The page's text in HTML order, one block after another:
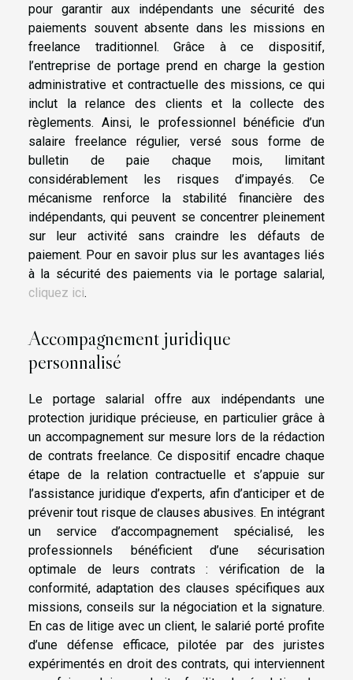
pour garantir aux indépendants une sécurité des
paiements souvent absente dans les missions en
freelance traditionnel. Grâce à ce dispositif,
l’entreprise de portage prend en charge la gestion
administrative et contractuelle des missions, ce qui
inclut la relance des clients et la collecte des
règlements. Ainsi, le professionnel bénéficie d’un
salaire freelance régulier, versé sous forme de
bulletin de paie chaque mois, limitant
considérablement les risques d’impayés. Ce
mécanisme renforce la stabilité financière des
indépendants, qui peuvent se concentrer pleinement
sur leur activité sans craindre les défauts de
paiement. Pour en savoir plus sur les avantages liés
à la sécurité des paiements via le portage salarial,
cliquez ici.
Accompagnement juridique
personnalisé
Le portage salarial offre aux indépendants une
protection juridique précieuse, en particulier grâce à
un accompagnement sur mesure lors de la rédaction
de contrats freelance. Ce dispositif encadre chaque
étape de la relation contractuelle et s’appuie sur
l’assistance juridique d’experts, afin d’anticiper et de
prévenir tout risque de clauses abusives. En intégrant
un service d’accompagnement spécialisé, les
professionnels bénéficient d’une sécurisation
optimale de leurs contrats : vérification de la
conformité, adaptation des clauses spécifiques aux
missions, conseils sur la négociation et la signature.
En cas de litige avec un client, le salarié porté profite
d’une défense efficace, pilotée par des juristes
expérimentés en droit des contrats, qui interviennent